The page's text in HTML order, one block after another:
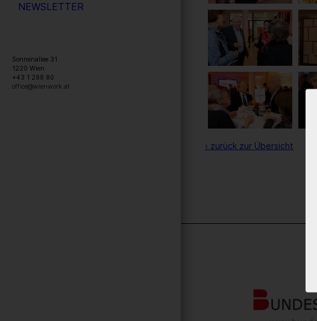
NEWSLETTER
Sonnenallee 31
1220 Wien
+43 1 288 80
office@wienwork.at
‹ zurück zur Übersicht